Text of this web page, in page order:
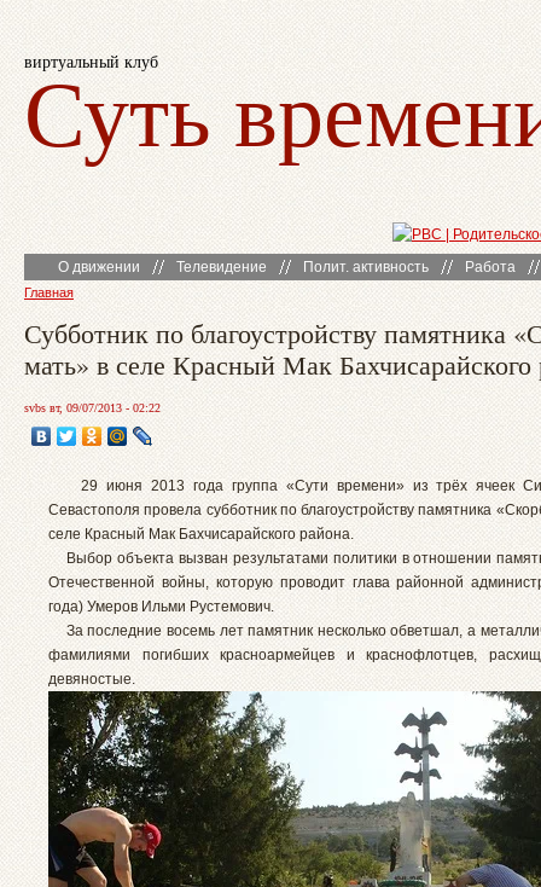
виртуальный клуб
Суть
О движении Телевидение Полит. активность Работа
Главная
Субботник по благоустройству памятника
мать» в селе Красный Мак Бахчисарайского
svbs вт, 09/07/2013 - 02:22
29 июня 2013 года группа «Сути времени» из трёх ячеек
Севастополя провела субботник по благоустройству памятника
селе Красный Мак Бахчисарайского района.
Выбор объекта вызван результатами политики в отношении
Отечественной войны, которую проводит глава районной
года) Умеров Ильми Рустемович.
За последние восемь лет памятник несколько обветшал, а
фамилиями погибших красноармейцев и краснофлотцев,
девяностые.